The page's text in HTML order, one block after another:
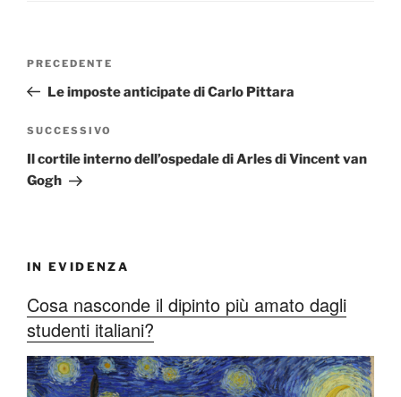
Navigazione
Articolo
precedente:
PRECEDENTE
Le imposte anticipate di Carlo Pittara
Articolo
successivo
SUCCESSIVO
Il cortile interno dell’ospedale di Arles di Vincent van
Gogh
IN EVIDENZA
Cosa nasconde il dipinto più amato dagli
studenti italiani?